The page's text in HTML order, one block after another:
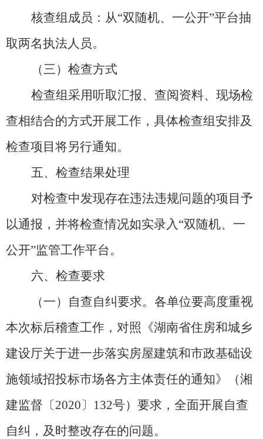
核查组成员：从“双随机、一公开”平台抽
取两名执法人员。
（三） 检查方式
检查组采用听取汇报、查阅资料、现场检
查相结合的方式开展工作，具体检查组安排及
检查项目将另行通知。
五、检查结果处理
对检查中发现存在违法违规问题的项目予
以通报，并将检查情况如实录入“双随机、一
公开”监管工作平台。
六、检查要求
（一）自查自纠要求。 各单位要高度重视
本次标后稽查工作，对照《湖南省住房和城乡
建设厅关于进一步落实房屋建筑和市政基础设
施领域招投标市场各方主体责任的通知》（湘
建监督〔2020〕132号）要求，全面开展自查
自纠，及时整改存在的问题。​